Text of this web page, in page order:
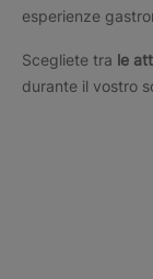
esperienze
Scegliete tra le
durante il vostro